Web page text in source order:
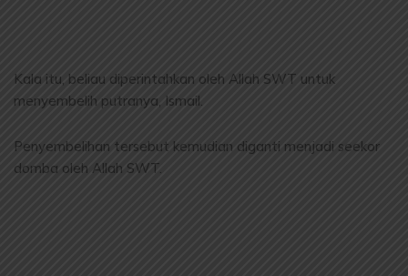
Kala itu, beliau diperintahkan oleh Allah SWT untuk
menyembelih putranya, Ismail.
Penyembelihan tersebut kemudian diganti menjadi seekor
domba oleh Allah SWT.